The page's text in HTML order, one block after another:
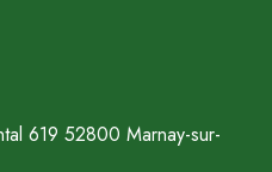
619 52800 Marnay-sur-